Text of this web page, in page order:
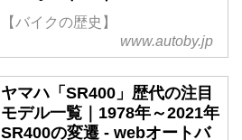
【バイクの歴史】
www.autoby.jp
ヤマハ「SR400」歴代の注目
モデル一覧｜1978年～2021年
SR400の変遷 - webオートバ